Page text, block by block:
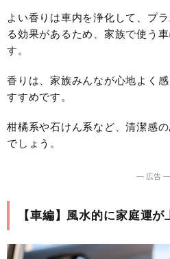
よい香りは車内を浄化して、プ
る効果があるため、家族で使う
す。
香りは、家族みんなが心地よく
すすめです。
柑橘系や石けん系など、清潔感
でしょう。
― 広告 ―
【車編】風水的に家庭運